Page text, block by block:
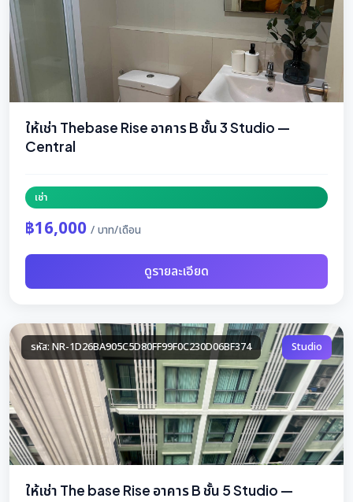
ให้เช่า Thebase Rise อาคาร B ชั้น 3 Studio —
Central
เช่า
฿16,000 / บาท/เดือน
ดูรายละเอียด
รหัส: NR-1D26BA905C5D80FF99F0C230D06BF374 Studio
ให้เช่า The base Rise อาคาร B ชั้น 5 Studio —